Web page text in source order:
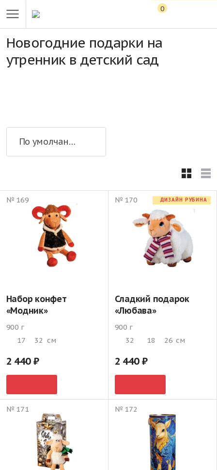
0
Новогодние подарки на
утренник в детский сад
По умолчанию
№ 169
Набор конфет
«Модник»
900 г
17
32 см
2 440
№ 170 ДИЗАЙН РУБИНА
Сладкий подарок
«Любава»
900 г
32
18 26 см
2 440
№ 171 № 172